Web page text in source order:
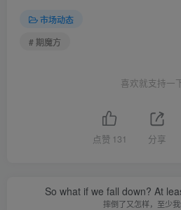
市场动态
# 期魔方
喜欢就支持一
点赞 131 分享
So what if we fall down? At
摔倒了又怎样，至少